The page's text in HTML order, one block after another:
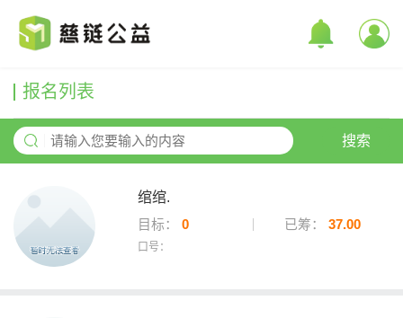
报名列表
搜索
绾绾.
目标： 0 已筹： 37.00
口号：